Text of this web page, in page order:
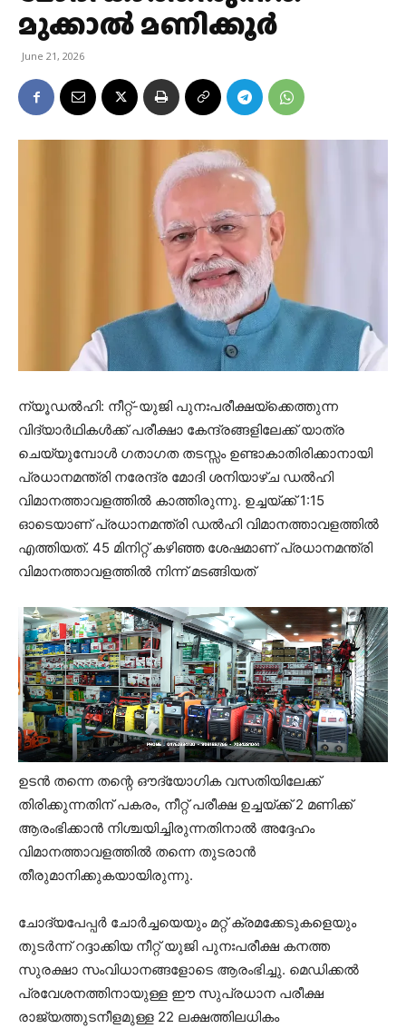
മുക്കാല്‍ മണിക്കൂര്‍
June 21, 2026
ന്യൂഡല്‍ഹി: നീറ്റ്-യുജി പുനഃപരീക്ഷയ്ക്കെത്തുന്ന
വിദ്യാര്‍ഥികള്‍ക്ക് പരീക്ഷാ കേന്ദ്രങ്ങളിലേക്ക് യാത്ര
ചെയ്യുമ്പോള്‍ ഗതാഗത തടസ്സം ഉണ്ടാകാതിരിക്കാനായി
പ്രധാനമന്ത്രി നരേന്ദ്ര മോദി ശനിയാഴ്ച ഡല്‍ഹി
വിമാനത്താവളത്തില്‍ കാത്തിരുന്നു. ഉച്ചയ്ക്ക് 1:15
ഓടെയാണ് പ്രധാനമന്ത്രി ഡല്‍ഹി വിമാനത്താവളത്തില്‍
എത്തിയത്. 45 മിനിറ്റ് കഴിഞ്ഞ ശേഷമാണ് പ്രധാനമന്ത്രി
വിമാനത്താവളത്തില്‍ നിന്ന് മടങ്ങിയത്
ഉടന്‍ തന്നെ തന്റെ ഔദ്യോഗിക വസതിയിലേക്ക്
തിരിക്കുന്നതിന് പകരം, നീറ്റ് പരീക്ഷ ഉച്ചയ്ക്ക് 2 മണിക്ക്
ആരംഭിക്കാന്‍ നിശ്ചയിച്ചിരുന്നതിനാല്‍ അദ്ദേഹം
വിമാനത്താവളത്തില്‍ തന്നെ തുടരാന്‍
തീരുമാനിക്കുകയായിരുന്നു.
ചോദ്യപേപ്പര്‍ ചോര്‍ച്ചയെയും മറ്റ് ക്രമക്കേടുകളെയും
തുടര്‍ന്ന് റദ്ദാക്കിയ നീറ്റ് യുജി പുനഃപരീക്ഷ കനത്ത
സുരക്ഷാ സംവിധാനങ്ങളോടെ ആരംഭിച്ചു. മെഡിക്കല്‍
പ്രവേശനത്തിനായുള്ള ഈ സുപ്രധാന പരീക്ഷ
രാജ്യത്തുടനീളമുള്ള 22 ലക്ഷത്തിലധികം